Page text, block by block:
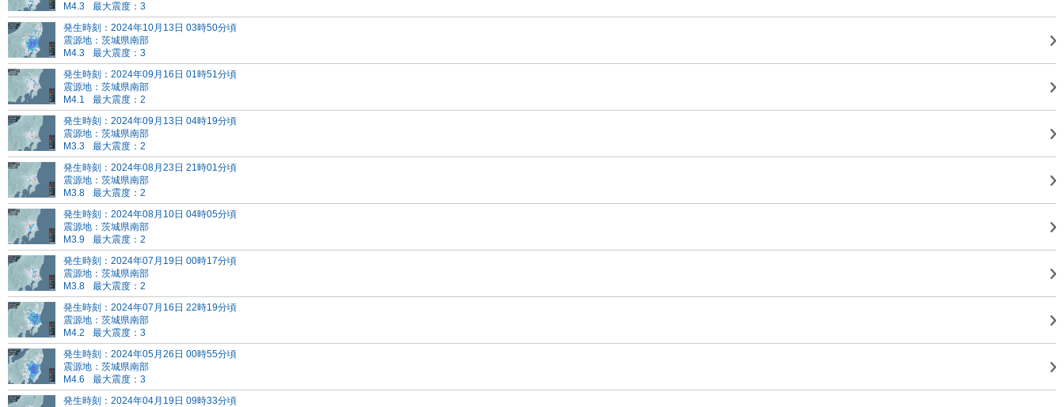
M4.3
最大震度：3
発生時刻：2024年10月13日 03時50分頃
震源地：茨城県南部
M4.3
最大震度：3
発生時刻：2024年09月16日 01時51分頃
震源地：茨城県南部
M4.1
最大震度：2
発生時刻：2024年09月13日 04時19分頃
震源地：茨城県南部
M3.3
最大震度：2
発生時刻：2024年08月23日 21時01分頃
震源地：茨城県南部
M3.8
最大震度：2
発生時刻：2024年08月10日 04時05分頃
震源地：茨城県南部
M3.9
最大震度：2
発生時刻：2024年07月19日 00時17分頃
震源地：茨城県南部
M3.8
最大震度：2
発生時刻：2024年07月16日 22時19分頃
震源地：茨城県南部
M4.2
最大震度：3
発生時刻：2024年05月26日 00時55分頃
震源地：茨城県南部
M4.6
最大震度：3
発生時刻：2024年04月19日 09時33分頃